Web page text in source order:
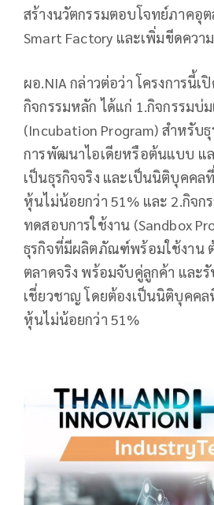
สร้างนวัตกรรมตอบโจทย์ภาคอุ
Smart Factory และเพิ่มขีดควา
ผอ.NIA กล่าวต่อว่า โครงการนี้เ
กิจกรรมหลัก ได้แก่ 1.กิจกรรมบ่
(Incubation Program) สำหรับ
การพัฒนาไอเดียหรือต้นแบบ แ
เป็นธุรกิจจริง และเป็นนิติบุคค
หุ้นไม่น้อยกว่า 51% และ 2.กิจก
ทดสอบการใช้งาน (Sandbox
ธุรกิจที่มีผลิตภัณฑ์พร้อมใช้งาน
ตลาดจริง พร้อมจับคู่ลูกค้า และ
เชี่ยวชาญ โดยต้องเป็นนิติบุคค
หุ้นไม่น้อยกว่า 51%